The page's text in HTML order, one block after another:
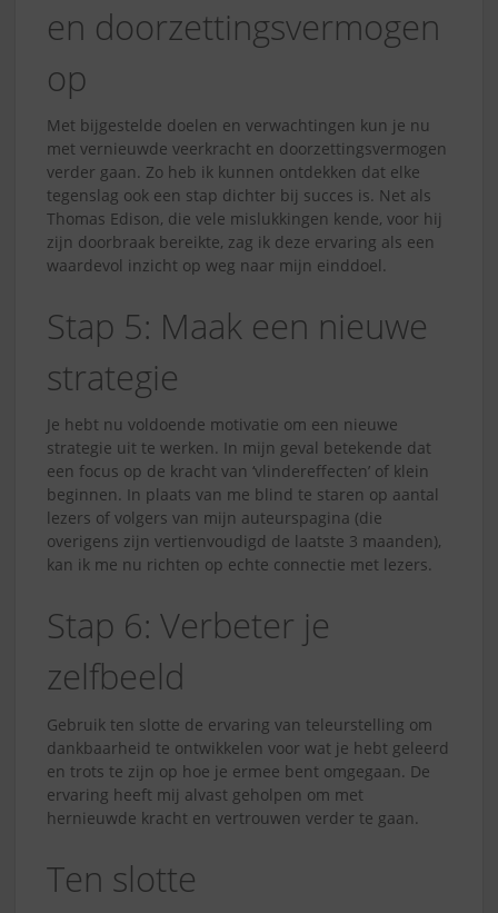
en doorzettingsvermogen
op
Met bijgestelde doelen en verwachtingen kun je nu
met vernieuwde veerkracht en doorzettingsvermogen
verder gaan. Zo heb ik kunnen ontdekken dat elke
tegenslag ook een stap dichter bij succes is. Net als
Thomas Edison, die vele mislukkingen kende, voor hij
zijn doorbraak bereikte, zag ik deze ervaring als een
waardevol inzicht op weg naar mijn einddoel.
Stap 5: Maak een nieuwe
strategie
Je hebt nu voldoende motivatie om een nieuwe
strategie uit te werken. In mijn geval betekende dat
een focus op de kracht van ‘vlindereffecten’ of klein
beginnen. In plaats van me blind te staren op aantal
lezers of volgers van mijn auteurspagina (die
overigens zijn vertienvoudigd de laatste 3 maanden),
kan ik me nu richten op echte connectie met lezers.
Stap 6: Verbeter je
zelfbeeld
Gebruik ten slotte de ervaring van teleurstelling om
dankbaarheid te ontwikkelen voor wat je hebt geleerd
en trots te zijn op hoe je ermee bent omgegaan. De
ervaring heeft mij alvast geholpen om met
hernieuwde kracht en vertrouwen verder te gaan.
Ten slotte